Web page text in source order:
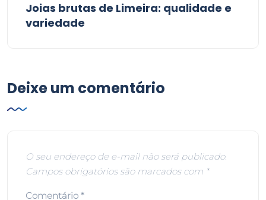
Joias brutas de Limeira: qualidade e
variedade
Deixe um comentário
O seu endereço de e-mail não será publicado.
Campos obrigatórios são marcados com *
Comentário *